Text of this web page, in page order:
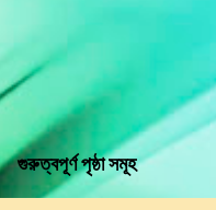
গুরুত্বপূর্ণ পৃষ্ঠা সমূহ